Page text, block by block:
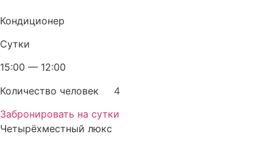
Кондиционер
Сутки
15:00 — 12:00
Количество человек 4
Забронировать на сутки
Четырёхместный люкс